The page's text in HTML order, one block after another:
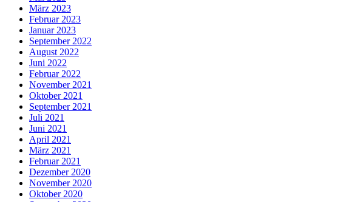
März 2023
Februar 2023
Januar 2023
September 2022
August 2022
Juni 2022
Februar 2022
November 2021
Oktober 2021
September 2021
Juli 2021
Juni 2021
April 2021
März 2021
Februar 2021
Dezember 2020
November 2020
Oktober 2020